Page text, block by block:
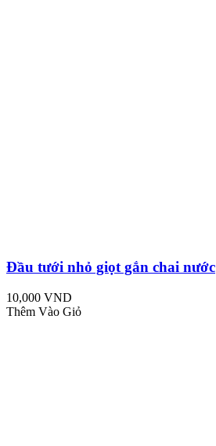
Đầu tưới nhỏ giọt gắn chai nước
10,000 VND
Thêm Vào Giỏ